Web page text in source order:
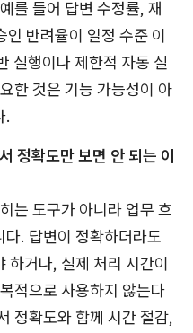
를 들어 답변 수정률, 재
반려율이 일정 수준 이
실행이나 제한적 자동 실
한 것은 기능 가능성이 아
.
정확도만 보면 안 되는 이
는 도구가 아니라 업무 흐
. 답변이 정확하더라도
하거나, 실제 처리 시간이
적으로 사용하지 않는다
정확도와 함께 시간 절감,